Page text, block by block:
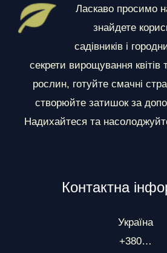
л
Ласкаво просимо
знайдете
садівників і
секрети вирощування квітів
рослин, готуйте смачні
створюйте затишок за
Надихайтеся та
Контактна
Україна
+380…